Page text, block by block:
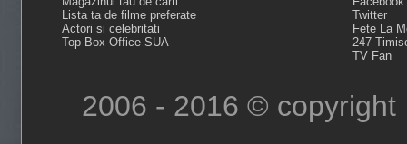
Lista ta de filme preferate
Actori si celebritati
Top Box Office SUA
Twitter
Fete La
247
TV Fan
2006 - 2016 ©